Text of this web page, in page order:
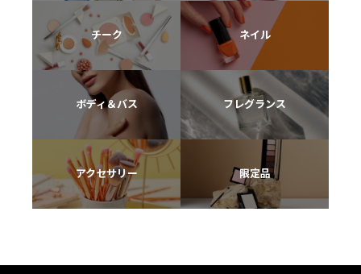
チーク ネイル
ボディ＆バス フレグランス
アクセサリー 限定品